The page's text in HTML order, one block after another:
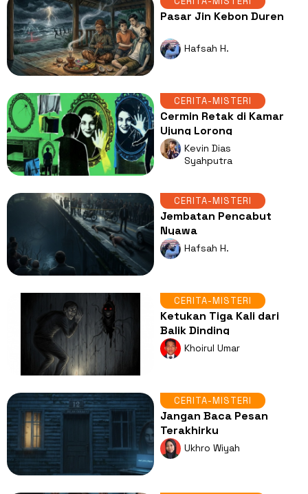
Pasar Jin Kebon Duren
Hafsah H.
CERITA-MISTERI
Cermin Retak di Kamar
Ujung Lorong
Kevin Dias
Syahputra
CERITA-MISTERI
Jembatan Pencabut
Nyawa
Hafsah H.
CERITA-MISTERI
Ketukan Tiga Kali dari
Balik Dinding
Khoirul Umar
CERITA-MISTERI
Jangan Baca Pesan
Terakhirku
Ukhro Wiyah